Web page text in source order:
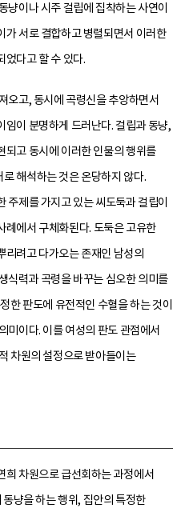
냥이나 시주 걸립에 집착하는 사연이
가 서로 결합하고 병렬되면서 이러한
었다고 할 수 있다.
오고, 동시에 곡령신을 추앙하면서
임이 분명하게 드러난다. 걸립과 동냥,
되고 동시에 이러한 인물의 행위를
해석하는 것은 온당하지 않다.
주제를 가지고 있는 씨도둑과 걸립이
례에서 구체화된다. 도둑은 고유한
려고 다가오는 존재인 남성의
식력과 곡령을 바꾸는 심오한 의미를
한 판도에 유전적인 수혈을 하는 것이
미이다. 이를 여성의 판도 관점에서
차원의 설정으로 받아들이는
희 차원으로 급선회하는 과정에서
냥을 하는 행위, 집안의 특정한